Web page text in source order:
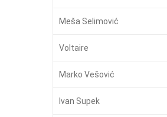
Meša Selimović
Voltaire
Marko Vešović
Ivan Supek